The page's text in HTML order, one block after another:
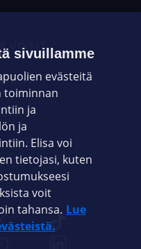
VINKIT
sivuillamme
evästeitä
toiminnan
ja
ja
Elisa voi
tietojasi, kuten
voit
tahansa. Lue